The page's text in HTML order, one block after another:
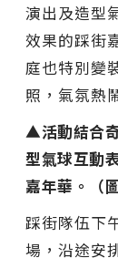
演出及造型
效果的踩街
庭也特別變
照，氣氛熱
▲活動結合
型氣球互動
嘉年華。（
踩街隊伍下
場，沿途安